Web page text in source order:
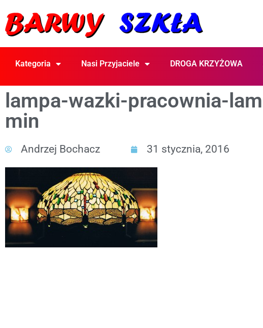
Kategoria Nasi Przyjaciele DROGA KRZYŻOWA
lampa-wazki-pracownia-
min
Andrzej Bochacz 31 stycznia, 2016